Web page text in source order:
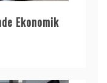
Ekonomik